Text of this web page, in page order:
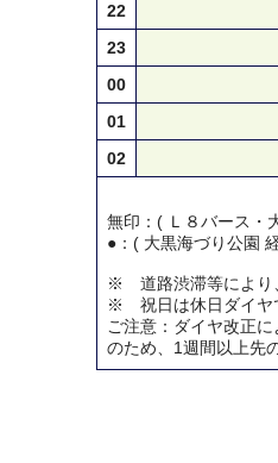
22
23
00
01
02
無印：( Ｌ８バース・
●：( 大黒海づり公園
※ 道路渋滞等により
※ 祝日は休日ダイヤ
ご注意：ダイヤ改正
のため、1週間以上先